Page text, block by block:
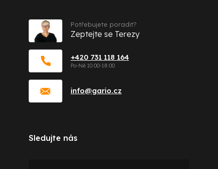
info@gario.cz
+420 731 118 164
Potřebujete poradit?
Zeptejte se Terezy
Sledujte nás